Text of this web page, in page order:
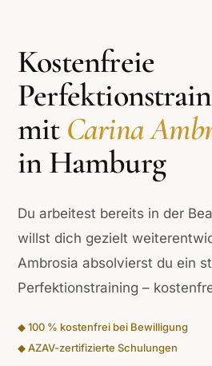
Kostenfreie
mit Carina
in Hamburg
Du arbeitest bereits in der
willst dich gezielt
Ambrosia absolvierst du ein
Perfektionstraining –
◆ 100 % kostenfrei bei Bewilligung
◆ AZAV-zertifizierte Schulungen